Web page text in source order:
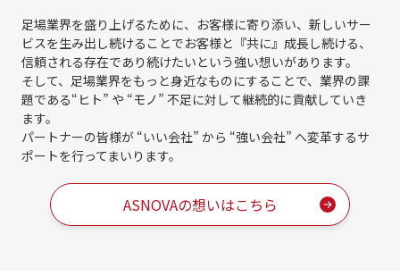
足場業界を盛り上げるために、お客様に寄り添い、新しいサー
ビスを生み出し続けることでお客様と『共に』成長し続ける、
信頼される存在であり続けたいという強い想いがあります。
そして、足場業界をもっと身近なものにすることで、業界の課
題である“ヒト” や “モノ” 不足に対して継続的に貢献していき
ます。
パートナーの皆様が “いい会社” から “強い会社” へ変革するサ
ポートを行ってまいります。
ASNOVAの想いはこちら